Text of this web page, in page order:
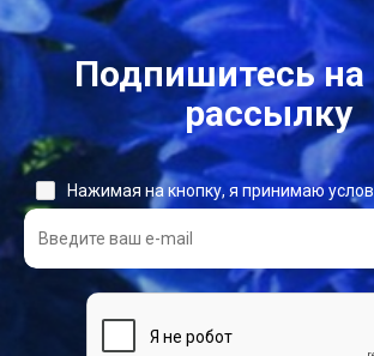
Подпишитесь
рассылку
Нажимая на кнопку, я принимаю